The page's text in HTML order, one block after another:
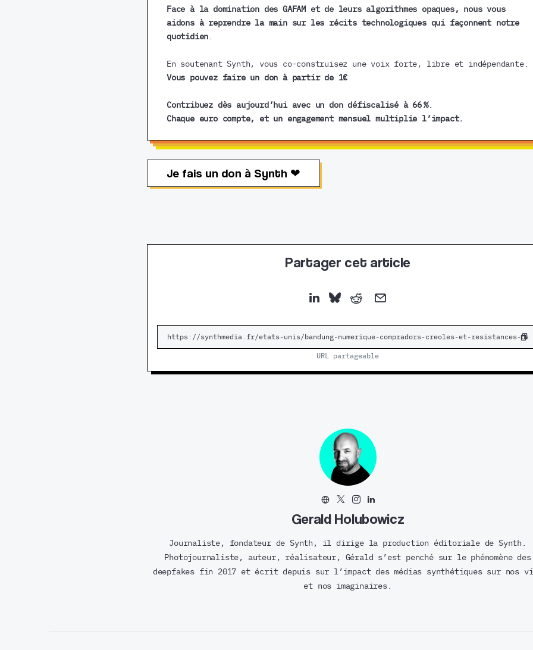
Face à la domination des GAFAM et de leurs algorithmes opaques, nous vous
aidons à reprendre la main sur les récits technologiques qui façonnent notre
quotidien .
En soutenant Synth, vous co-construisez une voix forte, libre et indépendante.
Vous pouvez faire un don à partir de 1€
Contribuez dès aujourd’hui avec un don défiscalisé à 66 %.
Chaque euro compte, et un engagement mensuel multiplie l’impact.
Je fais un don à Synth ❤︎
Partager cet article
URL partageable
Gerald Holubowicz
Journaliste, fondateur de Synth, il dirige la production éditoriale de Synth.
Photojournaliste, auteur, réalisateur, Gérald s’est penché sur le phénomène des
deepfakes fin 2017 et écrit depuis sur l’impact des médias synthétiques sur nos
et nos imaginaires.